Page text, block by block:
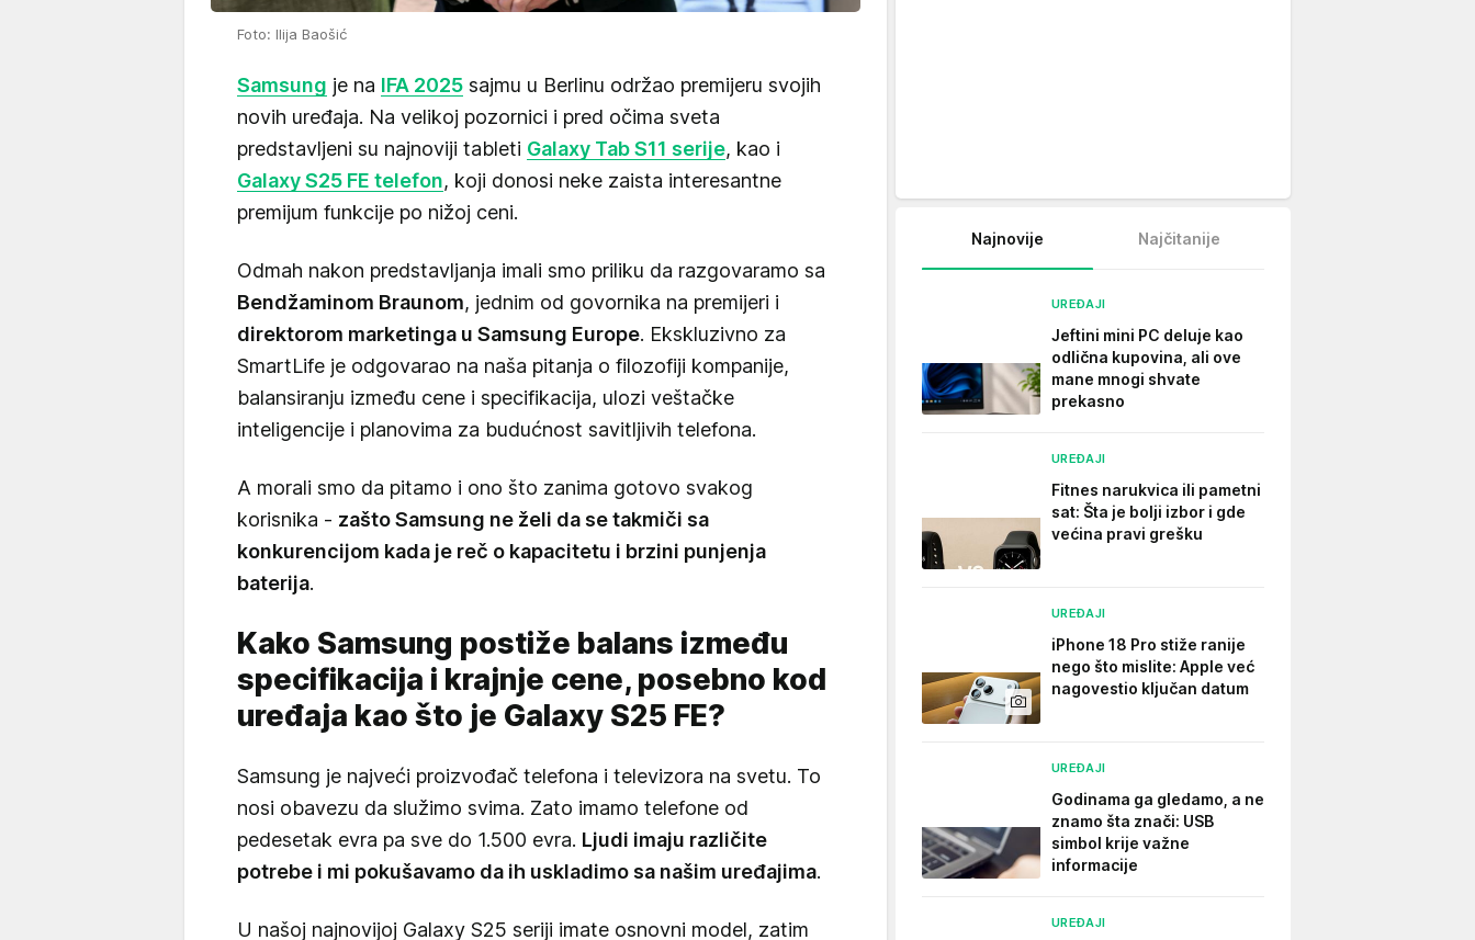
Foto: Ilija Baošić
Samsung je na IFA 2025 sajmu u Berlinu održao premijeru svojih
novih uređaja. Na velikoj pozornici i pred očima sveta
predstavljeni su najnoviji tableti Galaxy Tab S11 serije, kao i
Galaxy S25 FE telefon, koji donosi neke zaista interesantne
premijum funkcije po nižoj ceni.
Odmah nakon predstavljanja imali smo priliku da razgovaramo sa
Bendžaminom Braunom, jednim od govornika na premijeri i
direktorom marketinga u Samsung Europe. Ekskluzivno za
SmartLife je odgovarao na naša pitanja o filozofiji kompanije,
balansiranju između cene i specifikacija, ulozi veštačke
inteligencije i planovima za budućnost savitljivih telefona.
A morali smo da pitamo i ono što zanima gotovo svakog
korisnika - zašto Samsung ne želi da se takmiči sa
konkurencijom kada je reč o kapacitetu i brzini punjenja
baterija.
Kako Samsung postiže balans između
specifikacija i krajnje cene, posebno kod
uređaja kao što je Galaxy S25 FE?
Samsung je najveći proizvođač telefona i televizora na svetu. To
nosi obavezu da služimo svima. Zato imamo telefone od
pedesetak evra pa sve do 1.500 evra. Ljudi imaju različite
potrebe i mi pokušavamo da ih uskladimo sa našim uređajima.
U našoj najnovijoj Galaxy S25 seriji imate osnovni model, zatim
Najnovije Najčitanije
UREĐAJI
Jeftini mini PC deluje kao
odlična kupovina, ali ove
mane mnogi shvate
prekasno
UREĐAJI
Fitnes narukvica ili pametni
sat: Šta je bolji izbor i gde
većina pravi grešku
UREĐAJI
iPhone 18 Pro stiže ranije
nego što mislite: Apple već
nagovestio ključan datum
UREĐAJI
Godinama ga gledamo, a ne
znamo šta znači: USB
simbol krije važne
informacije
UREĐAJI